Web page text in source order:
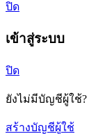
ปิด
เข้าสู่ระบบ
ปิด
ยังไม่มีบัญชีผู้ใช้?
สร้างบัญชีผู้ใช้